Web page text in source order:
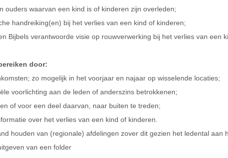
ouders waarvan een kind is of kinderen zijn overleden;
handreiking(en) bij het verlies van een kind of kinderen;
Bijbels verantwoorde visie op rouwverwerking bij het verlies van een
door:
zo mogelijk in het voorjaar en najaar op wisselende locaties;
voorlichting aan de leden of anderszins betrokkenen;
of voor een deel daarvan, naar buiten te treden;
over het verlies van een kind of kinderen.
houden van (regionale) afdelingen zover dit gezien het ledental aan
van een folder